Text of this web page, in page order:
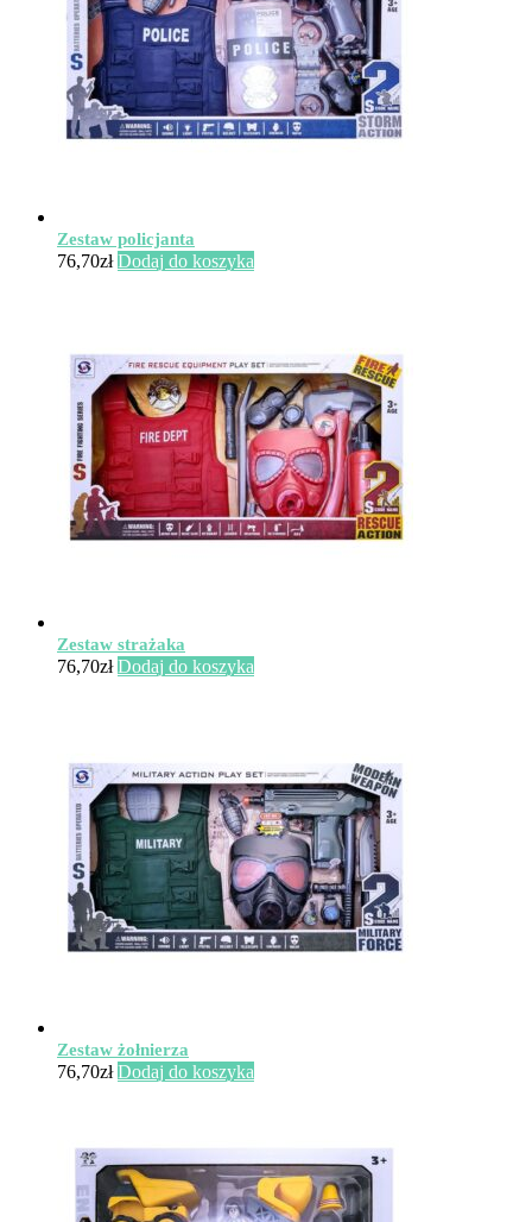
Zestaw policjanta
76,70zł Dodaj do koszyka
Zestaw strażaka
76,70zł Dodaj do koszyka
Zestaw żołnierza
76,70zł Dodaj do koszyka